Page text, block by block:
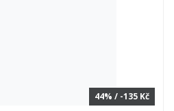
44% / -135 Kč